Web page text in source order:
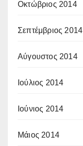
Οκτώβριος 2014
Σεπτέμβριος 2014
Αύγουστος 2014
Ιούλιος 2014
Ιούνιος 2014
Μάιος 2014